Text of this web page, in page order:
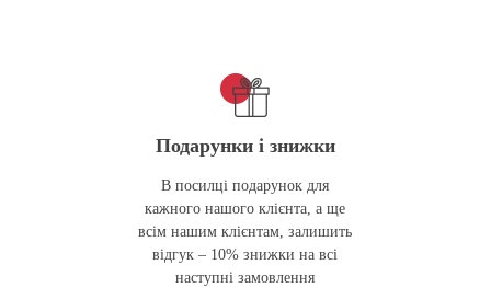
Подарунки і знижки
В посилці подарунок для
кажного нашого клієнта, а ще
всім нашим клієнтам, залишить
відгук – 10% знижки на всі
наступні замовлення